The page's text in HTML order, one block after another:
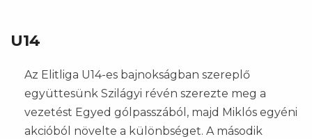
U14
Az Elitliga U14-es bajnokságban szereplő
együttesünk Szilágyi révén szerezte meg a
vezetést Egyed gólpasszából, majd Miklós egyéni
akcióból növelte a különbséget. A második